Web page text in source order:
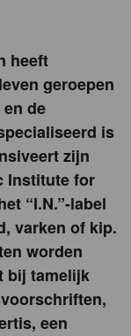
heeft
geroepen
de
is
zijn
Institute for
“I.N.”-label
varken of kip.
worden
bij tamelijk
een